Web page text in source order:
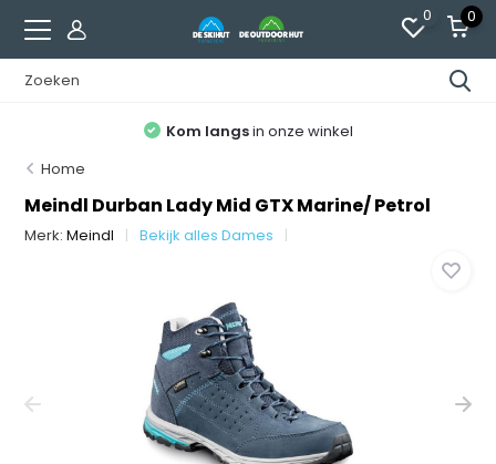
0 0
Kom langsin onze winkel
Home
Meindl Durban Lady Mid GTX Marine/ Petrol
Merk:Meindl Bekijk alles Dames